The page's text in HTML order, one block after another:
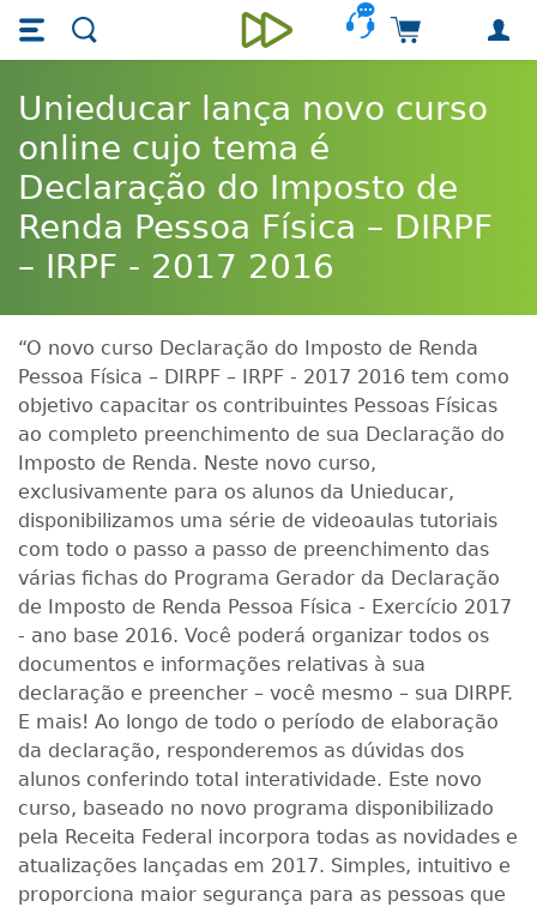
Skip main navigation
Skip to main content
Unieducar
Carrinho de
Unieducar lança novo curso
online cujo tema é
Declaração do Imposto de
Renda Pessoa Física – DIRPF
– IRPF - 2017 2016
“O novo curso Declaração do Imposto de Renda
Pessoa Física – DIRPF – IRPF - 2017 2016 tem como
objetivo capacitar os contribuintes Pessoas Físicas
ao completo preenchimento de sua Declaração do
Imposto de Renda. Neste novo curso,
exclusivamente para os alunos da Unieducar,
disponibilizamos uma série de videoaulas tutoriais
com todo o passo a passo de preenchimento das
várias fichas do Programa Gerador da Declaração
de Imposto de Renda Pessoa Física - Exercício 2017
- ano base 2016. Você poderá organizar todos os
documentos e informações relativas à sua
declaração e preencher – você mesmo – sua DIRPF.
E mais! Ao longo de todo o período de elaboração
da declaração, responderemos as dúvidas dos
alunos conferindo total interatividade. Este novo
curso, baseado no novo programa disponibilizado
pela Receita Federal incorpora todas as novidades e
atualizações lançadas em 2017. Simples, intuitivo e
proporciona maior segurança para as pessoas que